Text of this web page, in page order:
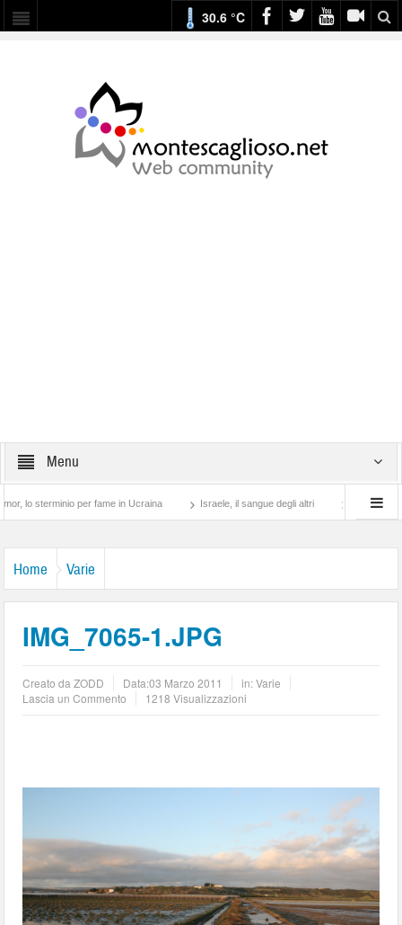
30.6 °C
Menu
per fame in Ucraina Israele, il sangue degli altri Lotta di classe… tra
Home Varie
IMG_7065-1.JPG
Creato daZODD Data:03 Marzo 2011 in:Varie
Lascia un Commento
1218 Visualizzazioni